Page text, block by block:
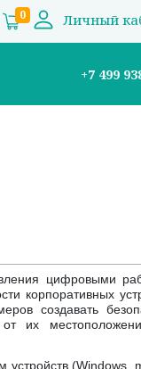
0 Личный
+7 499
цифровыми
корпоративных
создавать
их
(Windows,